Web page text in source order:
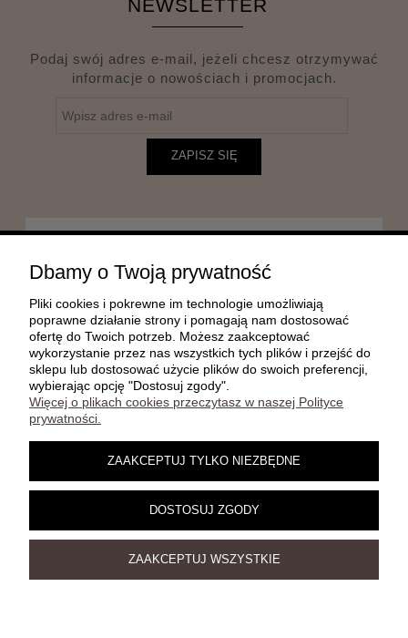
NEWSLETTER
Podaj swój adres e-mail, jeżeli chcesz otrzymywać
informacje o nowościach i promocjach.
ZAPISZ SIĘ
MOJE KONTO
PŁATNOŚCI I DOSTAWA
INFORMACJE
O NAS
Damelz 3D | Jesiona 22C, 67-415 Kolsko | telefon:
mail:
Dbamy o Twoją prywatność
Pliki cookies i pokrewne im technologie umożliwiają
poprawne działanie strony i pomagają nam dostosować
ofertę do Twoich potrzeb. Możesz zaakceptować
wykorzystanie przez nas wszystkich tych plików i przejść do
sklepu lub dostosować użycie plików do swoich preferencji,
wybierając opcję "Dostosuj zgody".
Więcej o plikach cookies przeczytasz w naszej Polityce
prywatności.
ZAAKCEPTUJ TYLKO NIEZBĘDNE
DOSTOSUJ ZGODY
ZAAKCEPTUJ WSZYSTKIE